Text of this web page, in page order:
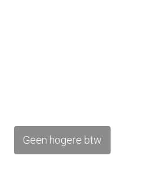
Geen hogere btw